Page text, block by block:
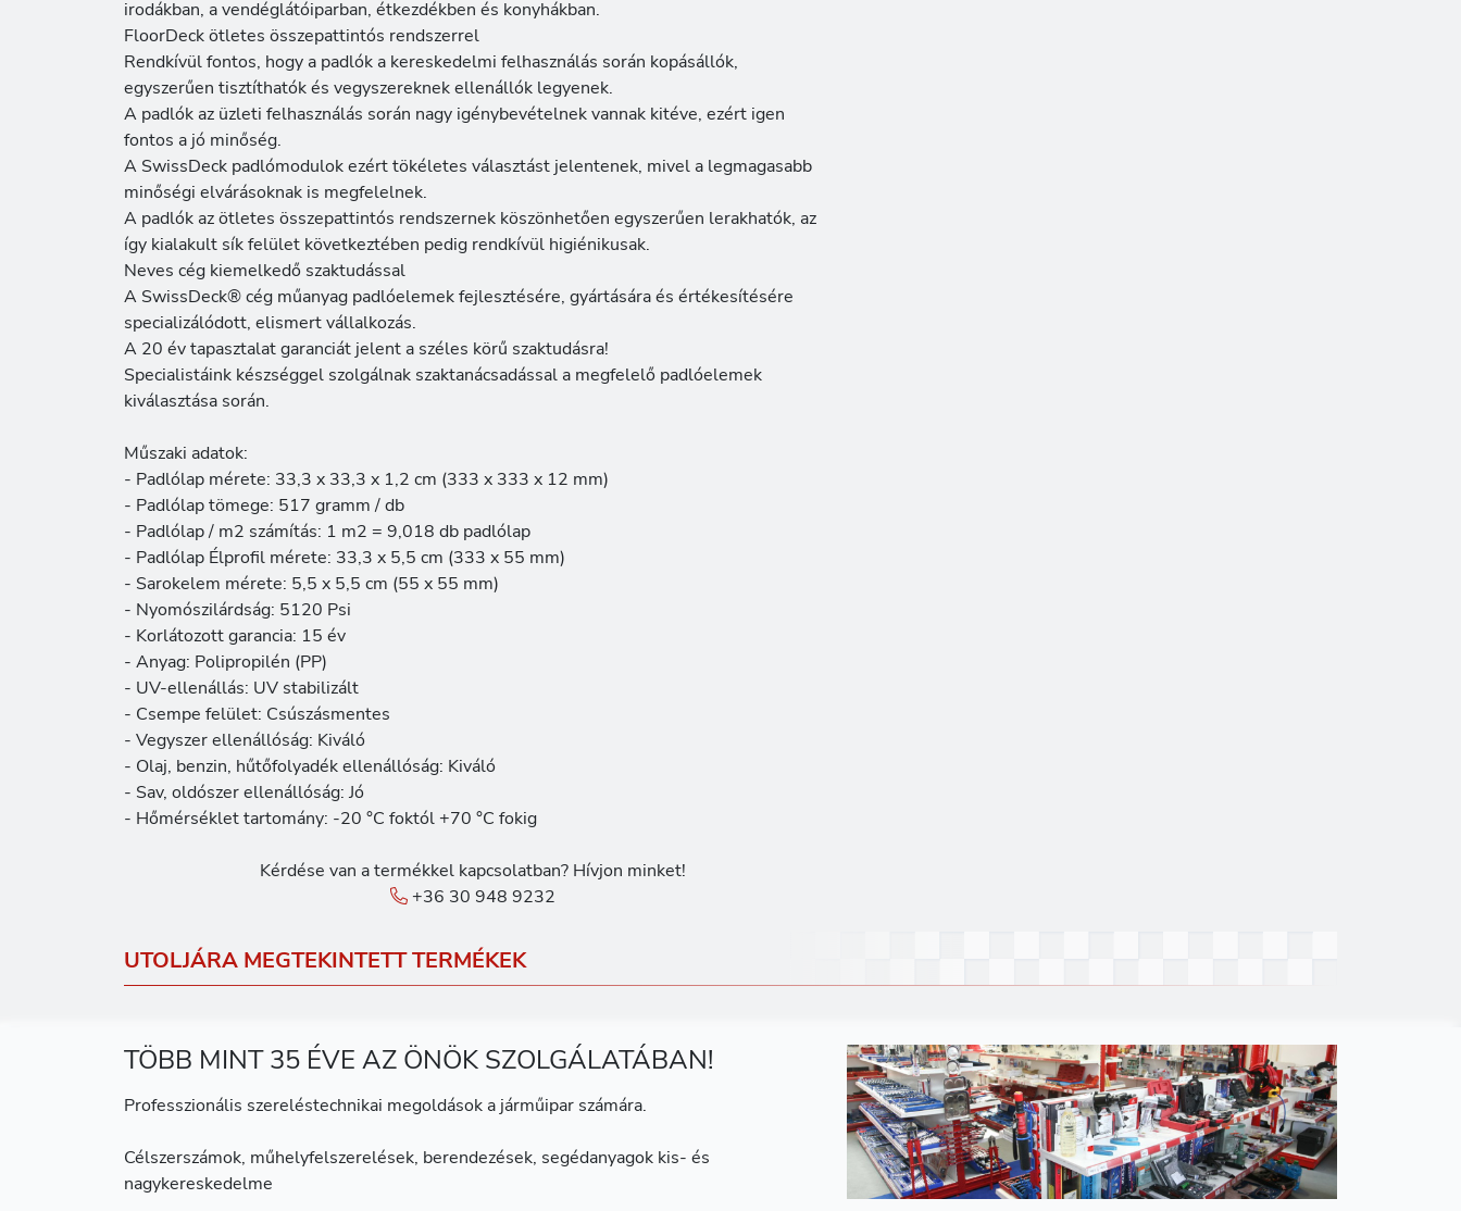
irodákban, a vendéglátóiparban, étkezdékben és konyhákban.
FloorDeck ötletes összepattintós rendszerrel
Rendkívül fontos, hogy a padlók a kereskedelmi felhasználás során kopásállók,
egyszerűen tisztíthatók és vegyszereknek ellenállók legyenek.
A padlók az üzleti felhasználás során nagy igénybevételnek vannak kitéve, ezért igen
fontos a jó minőség.
A SwissDeck padlómodulok ezért tökéletes választást jelentenek, mivel a legmagasabb
minőségi elvárásoknak is megfelelnek.
A padlók az ötletes összepattintós rendszernek köszönhetően egyszerűen lerakhatók, az
így kialakult sík felület következtében pedig rendkívül higiénikusak.
Neves cég kiemelkedő szaktudással
A SwissDeck® cég műanyag padlóelemek fejlesztésére, gyártására és értékesítésére
specializálódott, elismert vállalkozás.
A 20 év tapasztalat garanciát jelent a széles körű szaktudásra!
Specialistáink készséggel szolgálnak szaktanácsadással a megfelelő padlóelemek
kiválasztása során.
Műszaki adatok:
- Padlólap mérete: 33,3 x 33,3 x 1,2 cm (333 x 333 x 12 mm)
- Padlólap tömege: 517 gramm / db
- Padlólap / m2 számítás: 1 m2 = 9,018 db padlólap
- Padlólap Élprofil mérete: 33,3 x 5,5 cm (333 x 55 mm)
- Sarokelem mérete: 5,5 x 5,5 cm (55 x 55 mm)
- Nyomószilárdság: 5120 Psi
- Korlátozott garancia: 15 év
- Anyag: Polipropilén (PP)
- UV-ellenállás: UV stabilizált
- Csempe felület: Csúszásmentes
- Vegyszer ellenállóság: Kiváló
- Olaj, benzin, hűtőfolyadék ellenállóság: Kiváló
- Sav, oldószer ellenállóság: Jó
- Hőmérséklet tartomány: -20 °C foktól +70 °C fokig
Kérdése van a termékkel kapcsolatban? Hívjon minket!
+36 30 948 9232
UTOLJÁRA MEGTEKINTETT TERMÉKEK
TÖBB MINT 35 ÉVE AZ ÖNÖK SZOLGÁLATÁBAN!
Professzionális szereléstechnikai megoldások a járműipar számára.
Célszerszámok, műhelyfelszerelések, berendezések, segédanyagok kis- és
nagykereskedelme